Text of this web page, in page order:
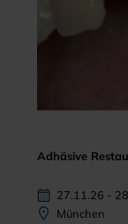
Adhäsive
27.11.26 -
München